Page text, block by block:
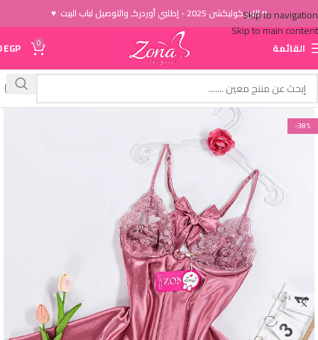
Skip to navigation
Skip to main content
♥ الاَن كوليكشن 2025 - إطلبي أوردركـ والتوصيل لباب البيت ♥
القائمة 0
EGP
-38%